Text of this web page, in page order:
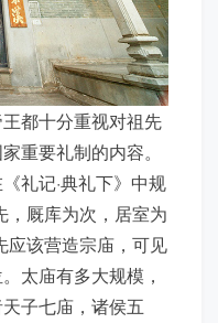
都十分重视对祖先
重要礼制的内容。
礼记·典礼下》中规
，厩库为次，居室为
应该营造宗庙，可见
太庙有多大规模，
子七庙，诸侯五